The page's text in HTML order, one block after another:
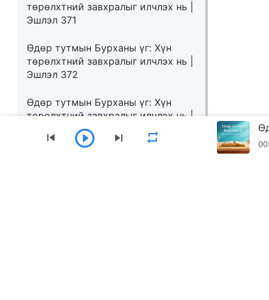
төрөлхтний завхралыг илчлэх нь |
Эшлэл 371
Өдөр тутмын Бурханы үг: Хүн
төрөлхтний завхралыг илчлэх нь |
Эшлэл 372
Өдөр тутмын Бурханы үг: Хүн
төрөлхтний завхралыг илчлэх нь |
Эшлэл 373